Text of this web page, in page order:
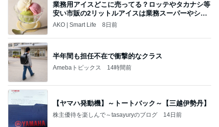
業務用アイスどこに売ってる？ロッテやタカナシ等
安い市販の2リットルアイスは業務スーパーやシャ
トレ
AKO | Smart Life 8日前
半年間も担任不在で衝撃的なクラス
Amebaトピックス 14時間前
【ヤマハ発動機】～トートバック～【三越伊勢丹】
株主優待を楽しんで～tasayuryのブログ 14日前